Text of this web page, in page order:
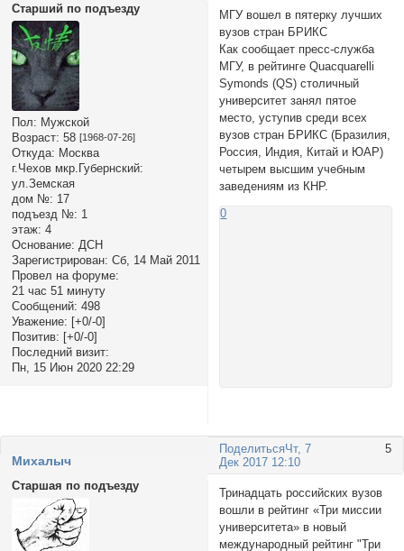
Старший по подъезду
Пол: Мужской
Возраст: 58 [1968-07-26]
Откуда: Москва
г.Чехов мкр.Губернский:
ул.Земская
дом №: 17
подъезд №: 1
этаж: 4
Основание: ДСН
Зарегистрирован: Сб, 14 Май 2011
Провел на форуме:
21 час 51 минуту
Сообщений: 498
Уважение: [+0/-0]
Позитив: [+0/-0]
Последний визит:
Пн, 15 Июн 2020 22:29
МГУ вошел в пятерку лучших
вузов стран БРИКС
Как сообщает пресс-служба
МГУ, в рейтинге Quacquarelli
Symonds (QS) столичный
университет занял пятое
место, уступив среди всех
вузов стран БРИКС (Бразилия,
Россия, Индия, Китай и ЮАР)
четырем высшим учебным
заведениям из КНР.
0
Поделиться 5
Чт, 7
Дек 2017 12:10
Михалыч
Старшая по подъезду
Тринадцать российских вузов
вошли в рейтинг «Три миссии
университета» в новый
международный рейтинг "Три